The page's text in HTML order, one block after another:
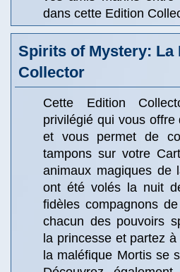
dans cette Edition
Spirits of Mystery: La
Collector
Cette Edition
privilégié qui vous
et vous permet de
tampons sur votre
animaux magiques de
ont été volés la nuit
fidèles compagnons
chacun des pouvoirs
la princesse et partez
la maléfique Mortis se